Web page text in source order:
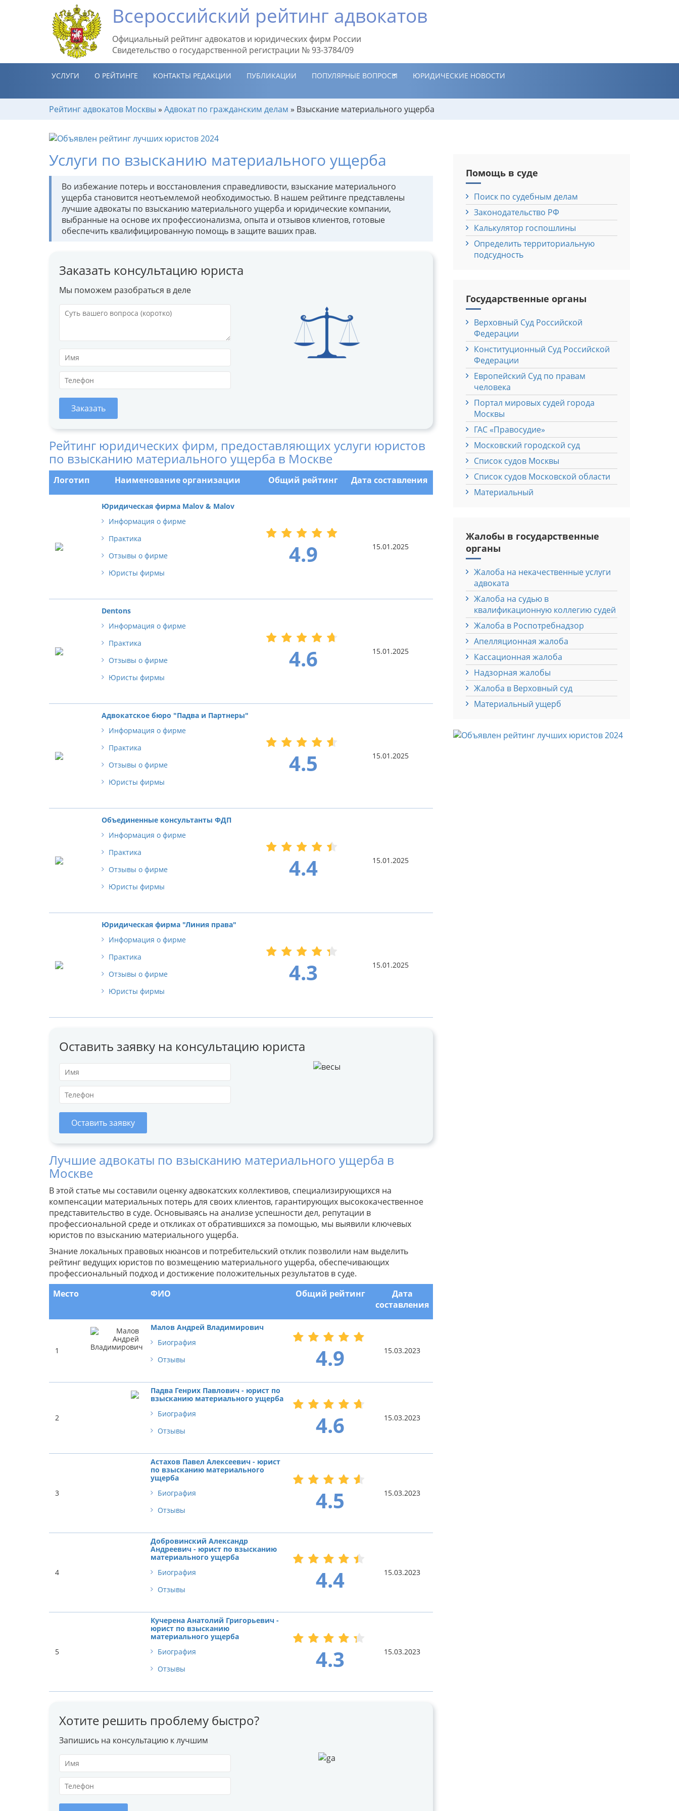
Всероссийский рейтинг адвокатов
Официальный рейтинг адвокатов и юридических фирм России
Свидетельство о государственной регистрации № 93-3784/09
УСЛУГИ О РЕЙТИНГЕ КОНТАКТЫ РЕДАКЦИИ ПУБЛИКАЦИИ ПОПУЛЯРНЫЕ ВОПРОСЫ ЮРИДИЧЕСКИЕ НОВОСТИ
Рейтинг адвокатов Москвы » Адвокат по гражданским делам » Взыскание материального ущерба
Услуги по взысканию материального ущерба
Во избежание потерь и восстановления справедливости, взыскание материального
ущерба становится неотъемлемой необходимостью. В нашем рейтинге представлены
лучшие адвокаты по взысканию материального ущерба и юридические компании,
выбранные на основе их профессионализма, опыта и отзывов клиентов, готовые
обеспечить квалифицированную помощь в защите ваших прав.
Заказать консультацию юриста
Мы поможем разобраться в деле
Заказать
Рейтинг юридических фирм, предоставляющих услуги юристов
по взысканию материального ущерба в Москве
Логотип Наименование организации Общий рейтинг Дата составления
Юридическая фирма Malov & Malov
Информация о фирме
Практика
Отзывы о фирме
Юристы фирмы
4.9 15.01.2025
Dentons
Информация о фирме
Практика
Отзывы о фирме
Юристы фирмы
4.6 15.01.2025
Адвокатское бюро "Падва и Партнеры"
Информация о фирме
Практика
Отзывы о фирме
Юристы фирмы
4.5 15.01.2025
Объединенные консультанты ФДП
Информация о фирме
Практика
Отзывы о фирме
Юристы фирмы
4.4 15.01.2025
Юридическая фирма "Линия права"
Информация о фирме
Практика
Отзывы о фирме
Юристы фирмы
4.3 15.01.2025
Оставить заявку на консультацию юриста
Оставить заявку
Лучшие адвокаты по взысканию материального ущерба в
Москве
В этой статье мы составили оценку адвокатских коллективов, специализирующихся на
компенсации материальных потерь для своих клиентов, гарантирующих высококачественное
представительство в суде. Основываясь на анализе успешности дел, репутации в
профессиональной среде и откликах от обратившихся за помощью, мы выявили ключевых
юристов по взысканию материального ущерба.
Знание локальных правовых нюансов и потребительский отклик позволили нам выделить
рейтинг ведущих юристов по возмещению материального ущерба, обеспечивающих
профессиональный подход и достижение положительных результатов в суде.
Место
ФИО Общий рейтинг
Дата
составления
1
Малов Андрей Владимирович
Биография
Отзывы
4.9 15.03.2023
2
Падва Генрих Павлович - юрист по
взысканию материального ущерба
Биография
Отзывы
4.6 15.03.2023
3
Астахов Павел Алексеевич - юрист
по взысканию материального
ущерба
Биография
Отзывы
4.5 15.03.2023
4
Добровинский Александр
Андреевич - юрист по взысканию
материального ущерба
Биография
Отзывы
4.4 15.03.2023
5
Кучерена Анатолий Григорьевич -
юрист по взысканию
материального ущерба
Биография
Отзывы
4.3 15.03.2023
Хотите решить проблему быстро?
Запишись на консультацию к лучшим
Помощь в суде
Поиск по судебным делам
Законодательство РФ
Калькулятор госпошлины
Определить территориальную
подсудность
Государственные органы
Верховный Cуд Российской
Федерации
Конституционный Cуд Российской
Федерации
Европейский Cуд по правам
человека
Портал мировых судей города
Москвы
ГАС «Правосудие»
Московский городской суд
Список судов Москвы
Список судов Московской области
Материальный
Жалобы в государственные
органы
Жалоба на некачественные услуги
адвоката
Жалоба на судью в
квалификационную коллегию судей
Жалоба в Роспотребнадзор
Апелляционная жалоба
Кассационная жалоба
Надзорная жалобы
Жалоба в Верховный суд
Материальный ущерб